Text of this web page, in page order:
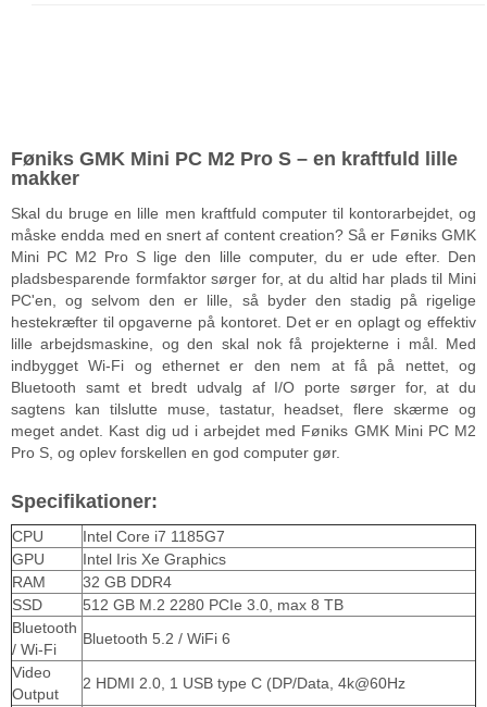
Føniks GMK Mini PC M2 Pro S – en kraftfuld lille
makker
Skal du bruge en lille men kraftfuld computer til kontorarbejdet, og
måske endda med en snert af content creation? Så er Føniks GMK
Mini PC M2 Pro S lige den lille computer, du er ude efter. Den
pladsbesparende formfaktor sørger for, at du altid har plads til Mini
PC'en, og selvom den er lille, så byder den stadig på rigelige
hestekræfter til opgaverne på kontoret. Det er en oplagt og effektiv
lille arbejdsmaskine, og den skal nok få projekterne i mål. Med
indbygget Wi-Fi og ethernet er den nem at få på nettet, og
Bluetooth samt et bredt udvalg af I/O porte sørger for, at du
sagtens kan tilslutte muse, tastatur, headset, flere skærme og
meget andet. Kast dig ud i arbejdet med Føniks GMK Mini PC M2
Pro S, og oplev forskellen en god computer gør.
Specifikationer:
CPU
Intel Core i7 1185G7
GPU
Intel Iris Xe Graphics
RAM
32 GB DDR4
SSD
512 GB M.2 2280 PCIe 3.0, max 8 TB
Bluetooth
/ Wi-Fi
Bluetooth 5.2 / WiFi 6
Video
Output
2 HDMI 2.0, 1 USB type C (DP/Data, 4k@60Hz